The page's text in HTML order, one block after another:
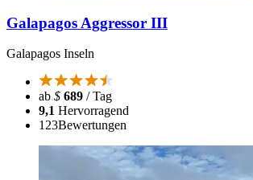
Galapagos Aggressor III
Galapagos Inseln
ab $ 689 / Tag
9,1 Hervorragend
123Bewertungen